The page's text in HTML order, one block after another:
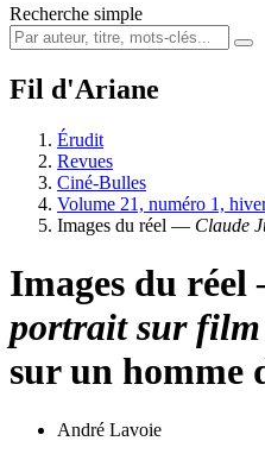
Recherche simple
Fil d'Ariane
Érudit
Revues
Ciné-Bulles
Volume 21, numéro 1,
Images du réel — Claude
Images du
portrait sur film
sur un homme
André Lavoie